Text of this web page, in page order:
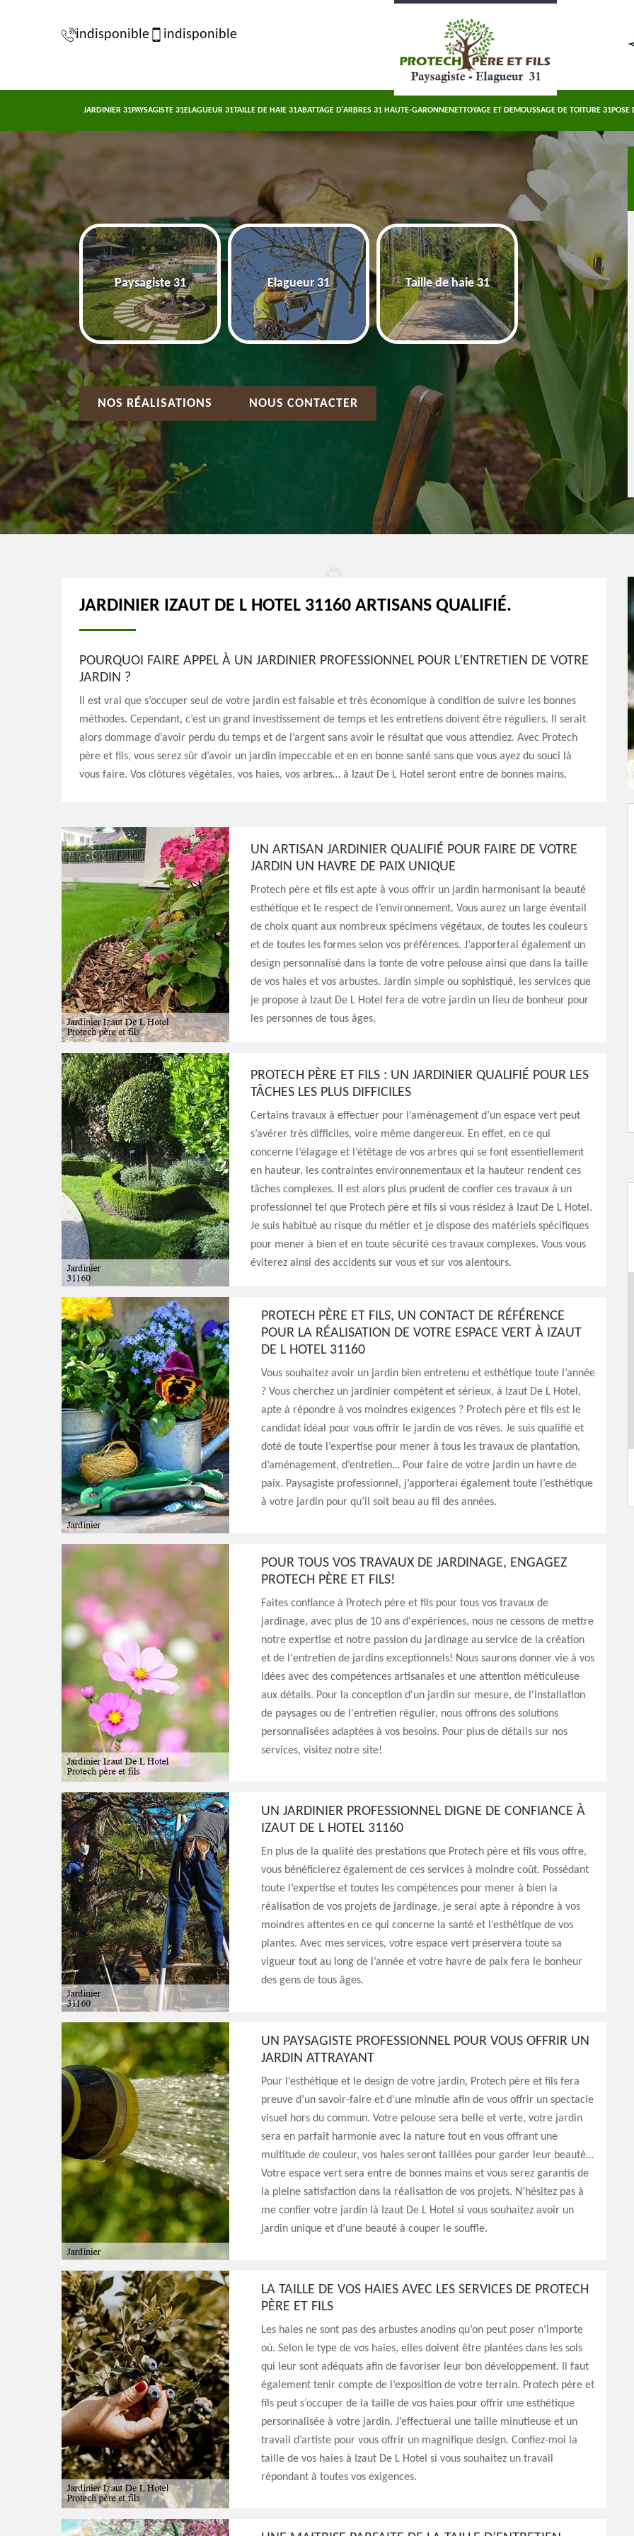
indisponible indisponible
JARDINIER 31PAYSAGISTE 31ELAGUEUR 31TAILLE DE HAIE 31ABATTAGE D'ARBRES 31 HAUTE-GARONNENETTOYAGE ET DEMOUSSAGE DE TOITURE 31POSE
31 Paysagiste 31 Elagueur 31 Taille de haie 31
Abattage d'arbres
Haute-Garonne
NOS RÉALISATIONS NOUS CONTACTER
JARDINIER IZAUT DE L HOTEL 31160 ARTISANS QUALIFIÉ.
POURQUOI FAIRE APPEL À UN JARDINIER PROFESSIONNEL POUR L’ENTRETIEN DE VOTRE
JARDIN ?
Il est vrai que s’occuper seul de votre jardin est faisable et très économique à condition de suivre les bonnes
méthodes. Cependant, c’est un grand investissement de temps et les entretiens doivent être réguliers. Il serait
alors dommage d’avoir perdu du temps et de l’argent sans avoir le résultat que vous attendiez. Avec Protech
père et fils, vous serez sûr d’avoir un jardin impeccable et en en bonne santé sans que vous ayez du souci là
vous faire. Vos clôtures végétales, vos haies, vos arbres… à Izaut De L Hotel seront entre de bonnes mains.
UN ARTISAN JARDINIER QUALIFIÉ POUR FAIRE DE VOTRE
JARDIN UN HAVRE DE PAIX UNIQUE
Protech père et fils est apte à vous offrir un jardin harmonisant la beauté
esthétique et le respect de l’environnement. Vous aurez un large éventail
de choix quant aux nombreux spécimens végétaux, de toutes les couleurs
et de toutes les formes selon vos préférences. J’apporterai également un
design personnalisé dans la tonte de votre pelouse ainsi que dans la taille
de vos haies et vos arbustes. Jardin simple ou sophistiqué, les services que
je propose à Izaut De L Hotel fera de votre jardin un lieu de bonheur pour
les personnes de tous âges.
PROTECH PÈRE ET FILS : UN JARDINIER QUALIFIÉ POUR LES
TÂCHES LES PLUS DIFFICILES
Certains travaux à effectuer pour l’aménagement d’un espace vert peut
s’avérer très difficiles, voire même dangereux. En effet, en ce qui
concerne l’élagage et l’étêtage de vos arbres qui se font essentiellement
en hauteur, les contraintes environnementaux et la hauteur rendent ces
tâches complexes. Il est alors plus prudent de confier ces travaux à un
professionnel tel que Protech père et fils si vous résidez à Izaut De L Hotel.
Je suis habitué au risque du métier et je dispose des matériels spécifiques
pour mener à bien et en toute sécurité ces travaux complexes. Vous vous
éviterez ainsi des accidents sur vous et sur vos alentours.
PROTECH PÈRE ET FILS, UN CONTACT DE RÉFÉRENCE
POUR LA RÉALISATION DE VOTRE ESPACE VERT À IZAUT
DE L HOTEL 31160
Vous souhaitez avoir un jardin bien entretenu et esthétique toute l’année
? Vous cherchez un jardinier compétent et sérieux, à Izaut De L Hotel,
apte à répondre à vos moindres exigences ? Protech père et fils est le
candidat idéal pour vous offrir le jardin de vos rêves. Je suis qualifié et
doté de toute l’expertise pour mener à tous les travaux de plantation,
d’aménagement, d’entretien… Pour faire de votre jardin un havre de
paix. Paysagiste professionnel, j’apporterai également toute l’esthétique
à votre jardin pour qu’il soit beau au fil des années.
POUR TOUS VOS TRAVAUX DE JARDINAGE, ENGAGEZ
PROTECH PÈRE ET FILS!
Faites confiance à Protech père et fils pour tous vos travaux de
jardinage, avec plus de 10 ans d'expériences, nous ne cessons de mettre
notre expertise et notre passion du jardinage au service de la création
et de l'entretien de jardins exceptionnels! Nous saurons donner vie à vos
idées avec des compétences artisanales et une attention méticuleuse
aux détails. Pour la conception d'un jardin sur mesure, de l'installation
de paysages ou de l'entretien régulier, nous offrons des solutions
personnalisées adaptées à vos besoins. Pour plus de détails sur nos
services, visitez notre site!
UN JARDINIER PROFESSIONNEL DIGNE DE CONFIANCE À
IZAUT DE L HOTEL 31160
En plus de la qualité des prestations que Protech père et fils vous offre,
vous bénéficierez également de ces services à moindre coût. Possédant
toute l’expertise et toutes les compétences pour mener à bien la
réalisation de vos projets de jardinage, je serai apte à répondre à vos
moindres attentes en ce qui concerne la santé et l’esthétique de vos
plantes. Avec mes services, votre espace vert préservera toute sa
vigueur tout au long de l’année et votre havre de paix fera le bonheur
des gens de tous âges.
UN PAYSAGISTE PROFESSIONNEL POUR VOUS OFFRIR UN
JARDIN ATTRAYANT
Pour l’esthétique et le design de votre jardin, Protech père et fils fera
preuve d’un savoir-faire et d’une minutie afin de vous offrir un spectacle
visuel hors du commun. Votre pelouse sera belle et verte, votre jardin
sera en parfait harmonie avec la nature tout en vous offrant une
multitude de couleur, vos haies seront taillées pour garder leur beauté…
Votre espace vert sera entre de bonnes mains et vous serez garantis de
la pleine satisfaction dans la réalisation de vos projets. N’hésitez pas à
me confier votre jardin là Izaut De L Hotel si vous souhaitez avoir un
jardin unique et d’une beauté à couper le souffle.
LA TAILLE DE VOS HAIES AVEC LES SERVICES DE PROTECH
PÈRE ET FILS
Les haies ne sont pas des arbustes anodins qu’on peut poser n’importe
où. Selon le type de vos haies, elles doivent être plantées dans les sols
qui leur sont adéquats afin de favoriser leur bon développement. Il faut
également tenir compte de l’exposition de votre terrain. Protech père et
fils peut s’occuper de la taille de vos haies pour offrir une esthétique
personnalisée à votre jardin. J’effectuerai une taille minutieuse et un
travail d’artiste pour vous offrir un magnifique design. Confiez-moi la
taille de vos haies à Izaut De L Hotel si vous souhaitez un travail
répondant à toutes vos exigences.